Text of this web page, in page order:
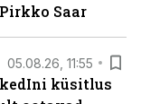
Saar
05.08.26, 11:55
küsitlus